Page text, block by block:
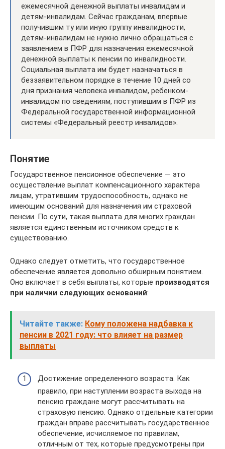
ежемесячной денежной выплаты инвалидам и
детям-инвалидам. Сейчас гражданам, впервые
получившим ту или иную группу инвалидности,
детям-инвалидам не нужно лично обращаться с
заявлением в ПФР для назначения ежемесячной
денежной выплаты к пенсии по инвалидности.
Социальная выплата им будет назначаться в
беззаявительном порядке в течение 10 дней со
дня признания человека инвалидом, ребенком-
инвалидом по сведениям, поступившим в ПФР из
Федеральной государственной информационной
системы «Федеральный реестр инвалидов».
Понятие
Государственное пенсионное обеспечение — это
осуществление выплат компенсационного характера
лицам, утратившим трудоспособность, однако не
имеющим оснований для назначения им страховой
пенсии. По сути, такая выплата для многих граждан
является единственным источником средств к
существованию.
Однако следует отметить, что государственное
обеспечение является довольно обширным понятием.
Оно включает в себя выплаты, которые производятся
при наличии следующих оснований:
Читайте также: Кому положена надбавка к
пенсии в 2021 году: что влияет на размер
выплаты
Достижение определенного возраста. Как
правило, при наступлении возраста выхода на
пенсию граждане могут рассчитывать на
страховую пенсию. Однако отдельные категории
граждан вправе рассчитывать государственное
обеспечение, исчисляемое по правилам,
отличным от тех, которые предусмотрены при